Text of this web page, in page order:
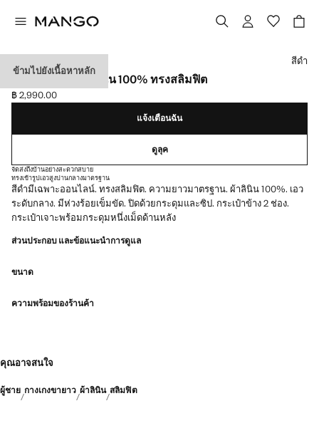
ข้ามไปยังเนื้อหาหลัก
กางเกงขายาวผ้าลินิน 100% ทรงสลิมฟิต
ราคาปัจจุบัน [฿ 2,990.00 ]
฿ 2,990.00
เลือกสี
สีดำ
แจ้งเตือนฉัน
ดูลุค
จัดส่งถึงบ้านอย่างสะดวกสบาย
ทรงเข้ารูปเอวสูงปานกลางมาตรฐาน
สีดำมีเฉพาะออนไลน์. ทรงสลิมฟิต. ความยาวมาตรฐาน. ผ้าลินิน 100%. เอว
ระดับกลาง. มีห่วงร้อยเข็มขัด. ปิดด้วยกระดุมและซิป. กระเป๋าข้าง 2 ช่อง.
กระเป๋าเจาะพร้อมกระดุมหนึ่งเม็ดด้านหลัง
ส่วนประกอบ และข้อแนะนำการดูแล
ขนาด
ความพร้อมของร้านค้า
คุณอาจสนใจ
ผู้ชาย กางเกงขายาว ผ้าลินิน สลิมฟิต